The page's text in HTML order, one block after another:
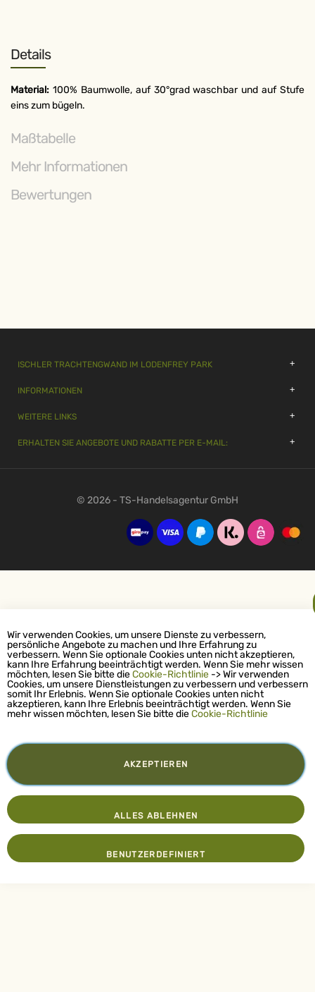
Details
Material: 100% Baumwolle, auf 30°grad waschbar und auf Stufe
eins zum bügeln.
Maßtabelle
Mehr Informationen
Bewertungen
ISCHLER TRACHTENGWAND IM LODENFREY PARK
INFORMATIONEN
WEITERE LINKS
ERHALTEN SIE ANGEBOTE UND RABATTE PER E-MAIL:
© 2026 - TS-Handelsagentur GmbH
Wir verwenden Cookies, um unsere Dienste zu verbessern,
persönliche Angebote zu machen und Ihre Erfahrung zu
verbessern. Wenn Sie optionale Cookies unten nicht akzeptieren,
kann Ihre Erfahrung beeinträchtigt werden. Wenn Sie mehr wissen
möchten, lesen Sie bitte dieCookie-Richtlinie -> Wir verwenden
Cookies, um unsere Dienstleistungen zu verbessern und verbessern
somit Ihr Erlebnis. Wenn Sie optionale Cookies unten nicht
akzeptieren, kann Ihre Erlebnis beeinträchtigt werden. Wenn Sie
mehr wissen möchten, lesen Sie bitte dieCookie-Richtlinie
AKZEPTIEREN
BENUTZERDEFINIERT
ALLES ABLEHNEN